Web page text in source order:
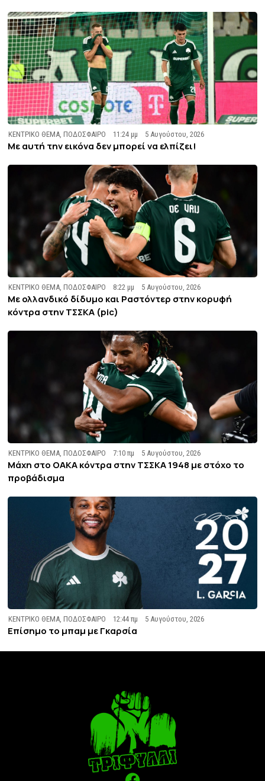
ΚΕΝΤΡΙΚΟ ΘΕΜΑ ,ΠΟΔΟΣΦΑΙΡΟ 11:24 μμ 5 Αυγούστου, 2026
Με αυτή την εικόνα δεν μπορεί να ελπίζει!
ΚΕΝΤΡΙΚΟ ΘΕΜΑ ,ΠΟΔΟΣΦΑΙΡΟ 8:22 μμ 5 Αυγούστου, 2026
Με ολλανδικό δίδυμο και Ραστόντερ στην κορυφή
κόντρα στην ΤΣΣΚΑ (pic)
ΚΕΝΤΡΙΚΟ ΘΕΜΑ ,ΠΟΔΟΣΦΑΙΡΟ 7:10 πμ 5 Αυγούστου, 2026
Μάχη στο ΟΑΚΑ κόντρα στην ΤΣΣΚΑ 1948 με στόχο το
προβάδισμα
ΚΕΝΤΡΙΚΟ ΘΕΜΑ ,ΠΟΔΟΣΦΑΙΡΟ 12:44 πμ 5 Αυγούστου, 2026
Επίσημο το μπαμ με Γκαρσία